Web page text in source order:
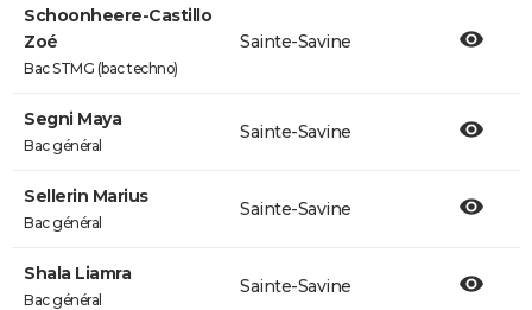
Schoonheere-Castillo
Zoé
Bac STMG (bac techno)
Sainte-Savine
Segni Maya
Bac général
Sainte-Savine
Sellerin Marius
Bac général
Sainte-Savine
Shala Liamra
Bac général
Sainte-Savine